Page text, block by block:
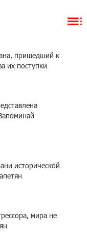
пришедший к
их поступки
исторической
мира не